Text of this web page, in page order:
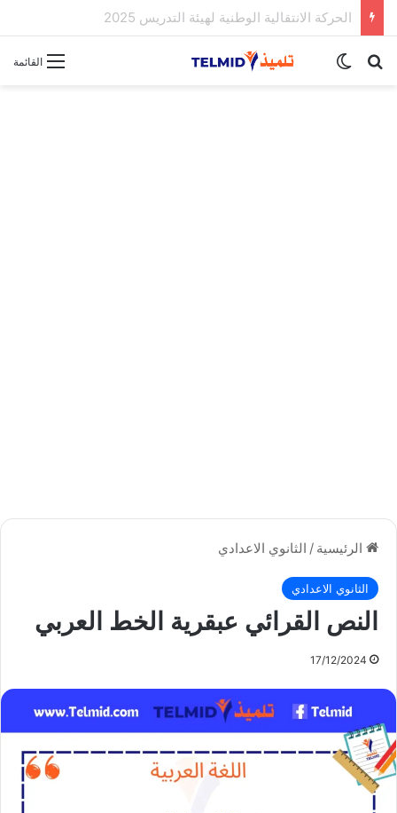
الحركة الانتقالية الوطنية لهيئة التدريس 2025
القائمة بحث عنالوضع المظلم
الرئيسية / الثانوي الاعدادي
الثانوي الاعدادي
النص القرائي عبقرية الخط العربي
17/12/2024